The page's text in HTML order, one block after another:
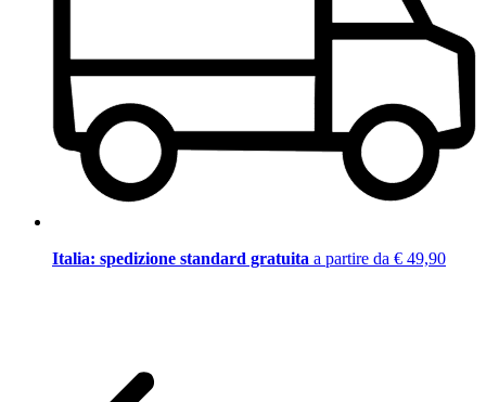
Italia: spedizione standard gratuita a partire da € 49,90